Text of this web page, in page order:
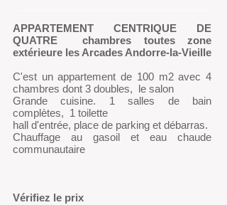
APPARTEMENT CENTRIQUE DE
QUATRE
chambres toutes zone
extérieure les Arcades Andorre-la-Vieille
C'est un appartement de 100 m2 avec 4
chambres dont 3 doubles, le salon
Grande cuisine. 1 salles de bain
complètes, 1 toilette
hall d'entrée, place de parking et débarras.
Chauffage au gasoil et eau chaude
communautaire
Vérifiez le prix